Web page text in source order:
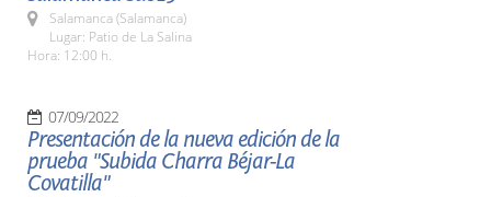
Salamanca (Salamanca)
Lugar: Patio de La Salina
Hora: 12:00 h.
07/09/2022
Presentación de la nueva edición de la
prueba "Subida Charra Béjar-La
Covatilla"